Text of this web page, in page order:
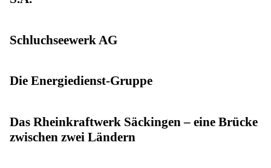
Schluchseewerk AG
Die Energiedienst-Gruppe
Das Rheinkraftwerk Säckingen – eine Brücke
zwischen zwei Ländern